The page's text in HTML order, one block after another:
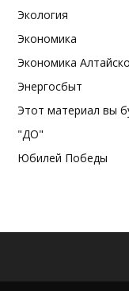
Экология
Экономика
Экономика
Энергосбыт
Этот материал вы
"ДО"
Юбилей Победы